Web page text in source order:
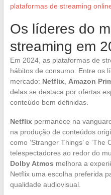
plataformas de streaming
Os líderes do
streaming em
Em 2024, as plataformas de
hábitos de consumo. Entre os
mercado: Netflix, Amazon
delas se destaca por ofertas
conteúdo bem definidas.
Netflixpermanece na
na produção de conteúdos
como ‘Stranger Things’ e ‘The
telespectadores ao redor do
Dolby Atmos melhora a
Netflix uma escolha preferida
qualidade audiovisual.